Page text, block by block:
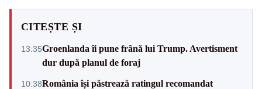
CITEȘTE ȘI
13:35Groenlanda îi pune frână lui Trump. Avertisment
dur după planul de foraj
10:38România își păstrează ratingul recomandat